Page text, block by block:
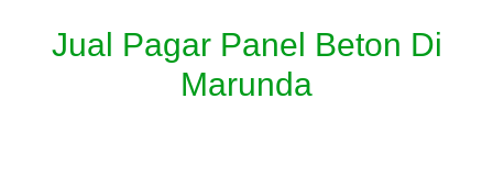
Jual Pagar Panel Beton Di
Marunda